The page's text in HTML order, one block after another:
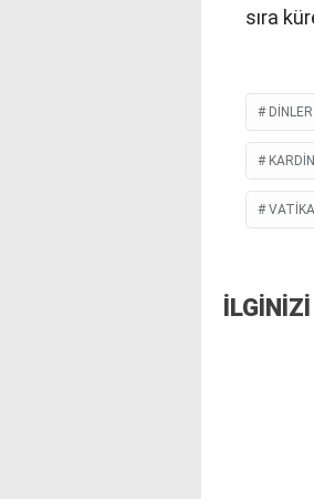
sıra
İLGİNİZİ